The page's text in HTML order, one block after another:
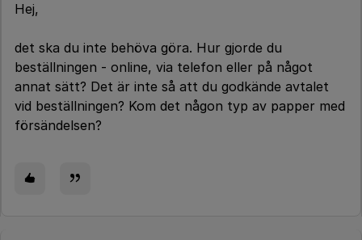
Hej,
det ska du inte behöva göra. Hur gjorde du
beställningen - online, via telefon eller på något
annat sätt? Det är inte så att du godkände avtalet
vid beställningen? Kom det någon typ av papper med
försändelsen?